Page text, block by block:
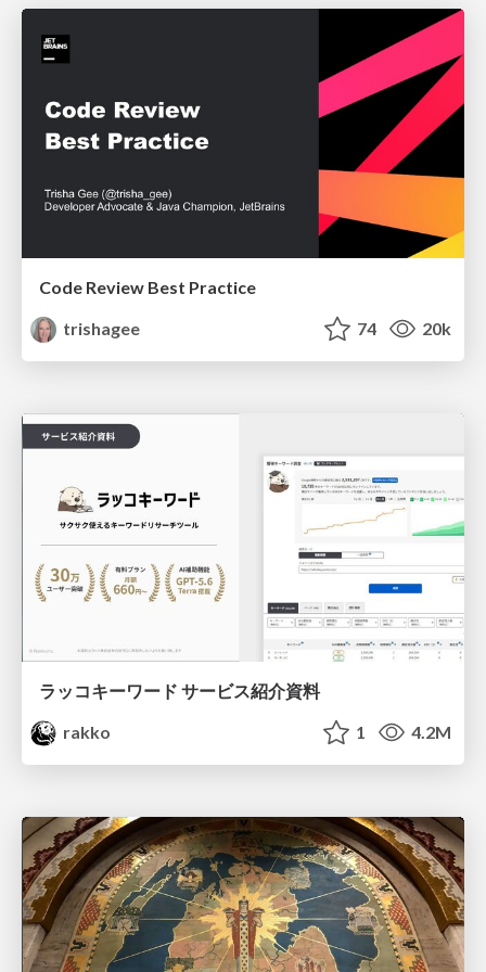
Code Review Best Practice
trishagee
74 20k
ラッコキーワード サービス紹介資料
rakko
1 4.2M